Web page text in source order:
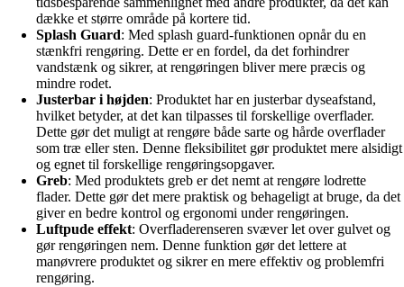
dække et større område på kortere tid.
Splash Guard: Med splash guard-funktionen opnår du en
stænkfri rengøring. Dette er en fordel, da det forhindrer
vandstænk og sikrer, at rengøringen bliver mere præcis og
mindre rodet.
Justerbar i højden: Produktet har en justerbar dyseafstand,
hvilket betyder, at det kan tilpasses til forskellige overflader.
Dette gør det muligt at rengøre både sarte og hårde overflader
som træ eller sten. Denne fleksibilitet gør produktet mere alsidigt
og egnet til forskellige rengøringsopgaver.
Greb: Med produktets greb er det nemt at rengøre lodrette
flader. Dette gør det mere praktisk og behageligt at bruge, da det
giver en bedre kontrol og ergonomi under rengøringen.
Luftpude effekt: Overfladerenseren svæver let over gulvet og
gør rengøringen nem. Denne funktion gør det lettere at
manøvrere produktet og sikrer en mere effektiv og problemfri
rengøring.